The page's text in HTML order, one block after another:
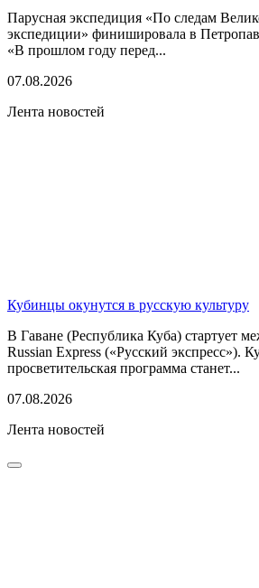
Парусная экспедиция «По следам
экспедиции» финишировала в
«В прошлом году перед...
07.08.2026
Лента новостей
Кубинцы окунутся в русскую культуру
В Гаване (Республика Куба) стартует
Russian Express («Русский экспресс»).
просветительская программа станет...
07.08.2026
Лента новостей